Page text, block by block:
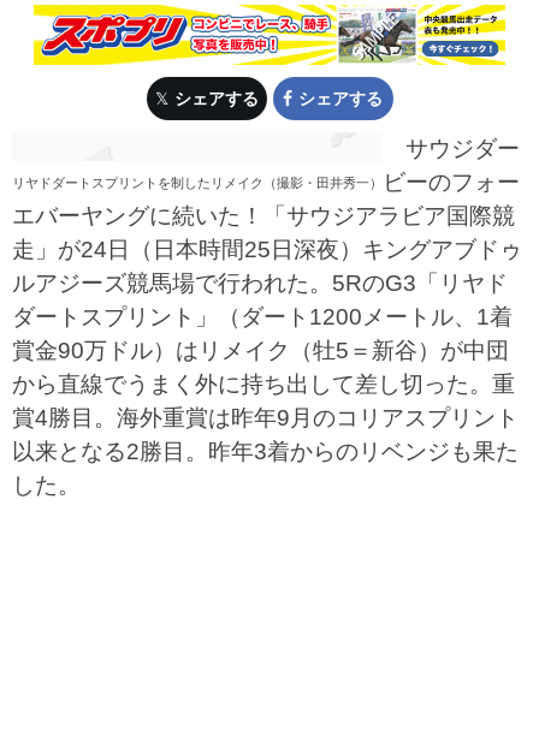
シェアする シェアする
リヤドダートスプリントを制したリメイク（撮影・田井秀一）
サウジダー
ビーのフォー
エバーヤングに続いた！「サウジアラビア国際競
走」が24日（日本時間25日深夜）キングアブドゥ
ルアジーズ競馬場で行われた。5RのG3「リヤド
ダートスプリント」（ダート1200メートル、1着
賞金90万ドル）はリメイク（牡5＝新谷）が中団
から直線でうまく外に持ち出して差し切った。重
賞4勝目。海外重賞は昨年9月のコリアスプリント
以来となる2勝目。昨年3着からのリベンジも果た
した。